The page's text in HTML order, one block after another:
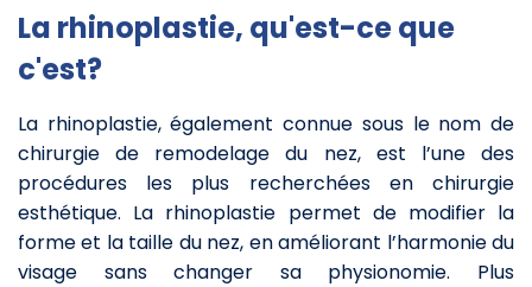
La rhinoplastie, qu'est-ce que
c'est?
La rhinoplastie, également connue sous le nom de
chirurgie de remodelage du nez, est l’une des
procédures les plus recherchées en chirurgie
esthétique. La rhinoplastie permet de modifier la
forme et la taille du nez, en améliorant l’harmonie du
visage sans changer sa physionomie. Plus